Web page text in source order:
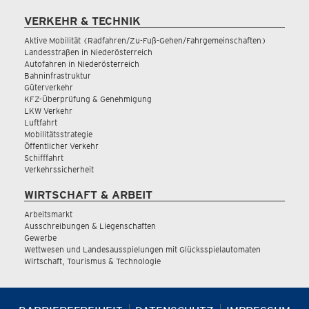
VERKEHR & TECHNIK
Aktive Mobilität (Radfahren/Zu-Fuß-Gehen/Fahrgemeinschaften)
Landesstraßen in Niederösterreich
Autofahren in Niederösterreich
Bahninfrastruktur
Güterverkehr
KFZ-Überprüfung & Genehmigung
LKW Verkehr
Luftfahrt
Mobilitätsstrategie
Öffentlicher Verkehr
Schifffahrt
Verkehrssicherheit
WIRTSCHAFT & ARBEIT
Arbeitsmarkt
Ausschreibungen & Liegenschaften
Gewerbe
Wettwesen und Landesausspielungen mit Glücksspielautomaten
Wirtschaft, Tourismus & Technologie